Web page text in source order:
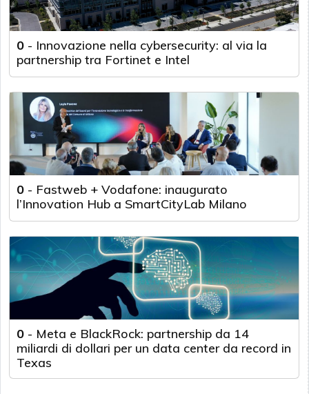
0 - Innovazione nella cybersecurity: al via la
partnership tra Fortinet e Intel
0 - Fastweb + Vodafone: inaugurato
l’Innovation Hub a SmartCityLab Milano
0 - Meta e BlackRock: partnership da 14
miliardi di dollari per un data center da record in
Texas